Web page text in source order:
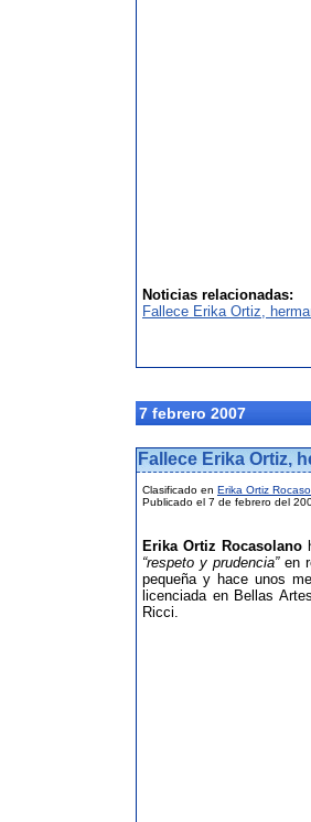
Noticias relacionadas:
Fallece Erika Ortiz,
7 febrero 2007
Fallece Erika Ortiz,
Clasificado en Erika Ortiz
Publicado el 7 de febrero del
Erika Ortiz Rocasolano
“respeto y prudencia”en
pequeña y hace unos
licenciada en Bellas
Ricci.